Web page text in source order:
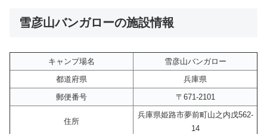
雪彦山バンガローの施設情報
キャンプ場名
雪彦山バンガロー
都道府県
兵庫県
郵便番号
〒671-2101
住所
兵庫県姫路市夢前町山之内戊562-
14